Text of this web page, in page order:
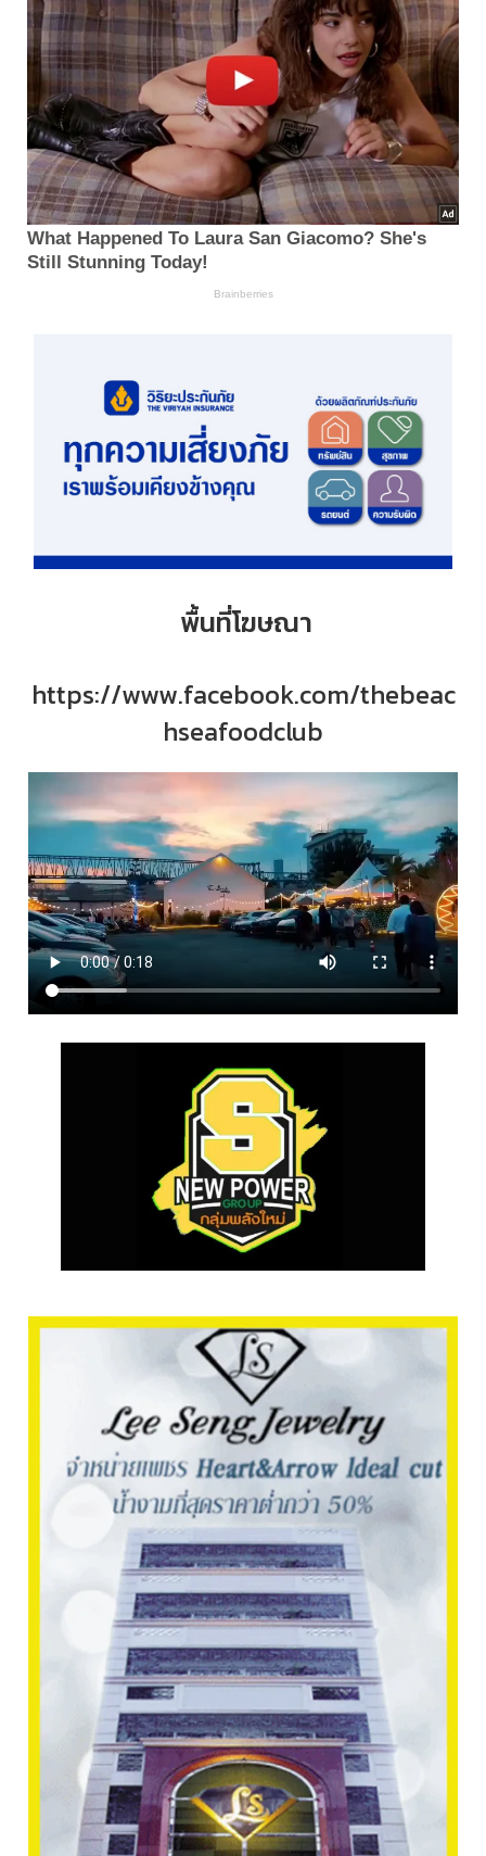
พื้นที่โฆษณา
https://www.facebook.com/thebeac
hseafoodclub